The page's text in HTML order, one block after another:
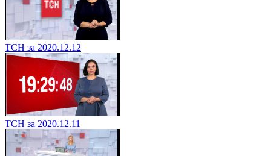
ТСН за 2020.12.12
ТСН за 2020.12.11